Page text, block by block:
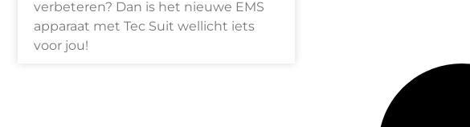
verbeteren? Dan is het nieuwe EMS
apparaat met Tec Suit wellicht iets
voor jou!